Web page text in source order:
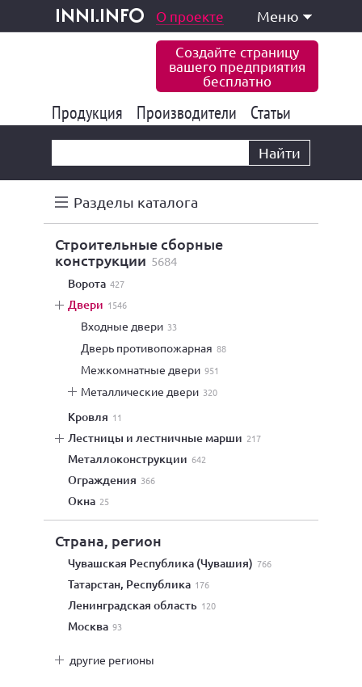
inni.info
и услуги О проекте Меню
Создайте страницу
вашего предприятия
бесплатно
Продукция 177 822
Производители 6 765
Статьи
Найти
Разделы каталога
строительные сборные
конструкции 5684
ворота 427
двери 1546
входные двери 33
дверь противопожарная 88
межкомнатные двери 951
металлические двери 320
кровля 11
лестницы и лестничные марши 217
металлоконструкции 642
ограждения 366
окна 25
Страна, регион
Чувашская Республика (Чувашия) 766
Татарстан, Республика 176
Ленинградская область 120
Москва 93
другие регионы